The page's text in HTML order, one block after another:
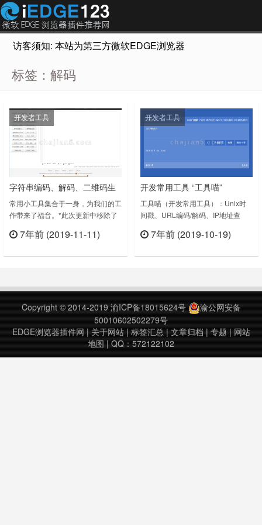
访客须知: 本站为第三方微软EDGE浏览器插件推荐网站，
标签：解码
开发者工具
字符串编码、解码、二维码生
成、解码、加密解密
HTML/JS/CSS 常用对照表开
发工具箱
常用小工具集合于一身，为我们的工
作带来了福音。*此次更新中移除了
方便、全面的软件开发小工具合集字
2.3.0.4上次更新日期：2019年7月
7年前 (2019-11-11)
开发者工具
开发常用工具 “工具喵”
工具喵（开发常用工具）：Unix时
间戳、URL编码/解码、IP地址查
码、随机字符串工具喵 /
BASE64编码/解码随机生成字符串
v1.2.2上次更新日……
7年前 (2019-10-19)
Copyright © 2014-2019 渝ICP备18015624号
渝公网安备
50010602502279号
EDGE浏览器插件网 | 关于网站| 标签汇总| 文章归档 | 专题 | 网站
地图 | QQ：572122102